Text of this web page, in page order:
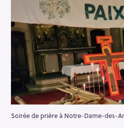
Soirée de prière à Notre-Dame-des-